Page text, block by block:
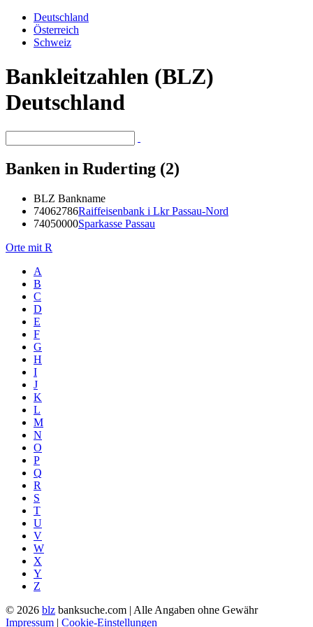
Deutschland
Österreich
Schweiz
Bankleitzahlen (BLZ)
Deutschland
Banken in Ruderting (2)
BLZ Bankname
74062786Raiffeisenbank i Lkr Passau-Nord
74050000Sparkasse Passau
Orte mit R
A
B
C
D
E
F
G
H
I
J
K
L
M
N
O
P
Q
R
S
T
U
V
W
X
Y
Z
© 2026 blz banksuche.com | Alle Angaben ohne Gewähr
Impressum | Cookie-Einstellungen